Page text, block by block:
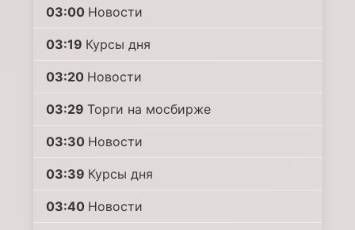
03:00 Новости
03:19 Курсы дня
03:20 Новости
03:29 Торги на мосбирже
03:30 Новости
03:39 Курсы дня
03:40 Новости